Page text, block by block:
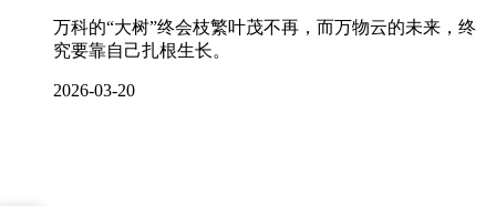
万科的“大树”终会枝繁叶茂不再，而万物云的未来，终
究要靠自己扎根生长。
2026-03-20